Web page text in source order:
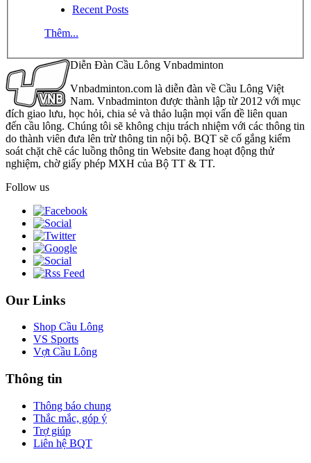
Recent Posts
Thêm...
Diễn Đàn Cầu Lông Vnbadminton
Vnbadminton.com là diễn đàn về Cầu Lông Việt
Nam. Vnbadminton được thành lập từ 2012 với mục
đích giao lưu, học hỏi, chia sẻ và thảo luận mọi vấn đề liên quan
đến cầu lông. Chúng tôi sẽ không chịu trách nhiệm với các thông tin
do thành viên đưa lên trừ thông tin nội bộ. BQT sẽ cố gắng kiểm
soát chặt chẽ các luồng thông tin Website đang hoạt động thử
nghiệm, chờ giấy phép MXH của Bộ TT & TT.
Follow us
Our Links
Shop Cầu Lông
VS Sports
Vợt Cầu Lông
Thông tin
Thông báo chung
Thắc mắc, góp ý
Trợ giúp
Liên hệ BQT